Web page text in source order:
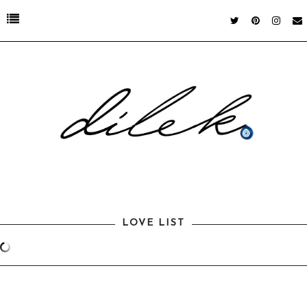
LOVE LIST